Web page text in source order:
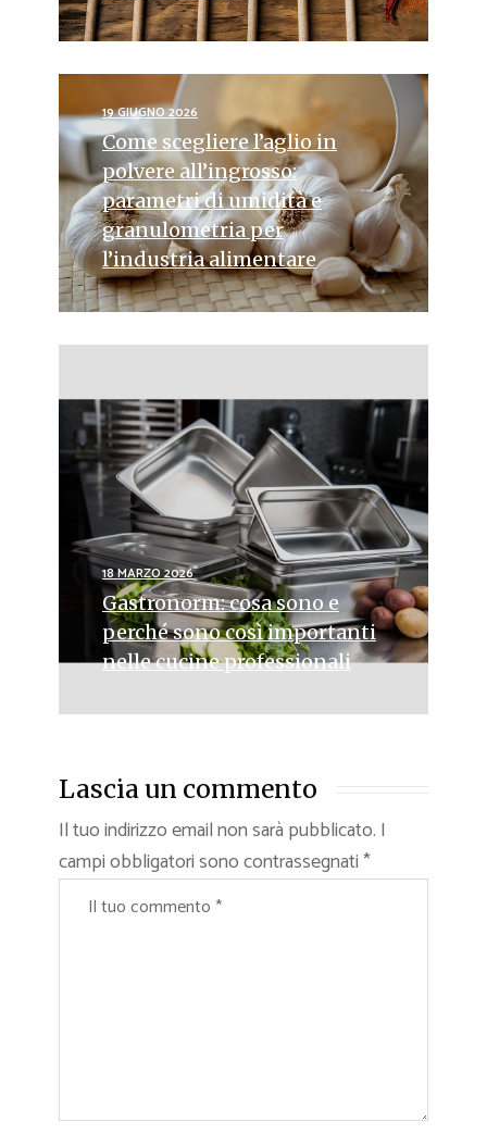
19 GIUGNO 2026
Come scegliere l’aglio in
polvere all’ingrosso:
parametri di umidità e
granulometria per
l’industria alimentare
18 MARZO 2026
Gastronorm: cosa sono e
perché sono così importanti
nelle cucine professionali
Lascia un commento
Il tuo indirizzo email non sarà pubblicato. I
campi obbligatori sono contrassegnati*